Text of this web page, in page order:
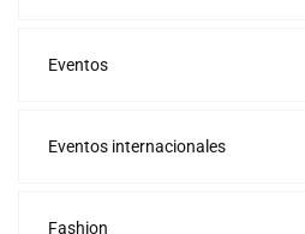
Eventos
Eventos internacionales
Fashion